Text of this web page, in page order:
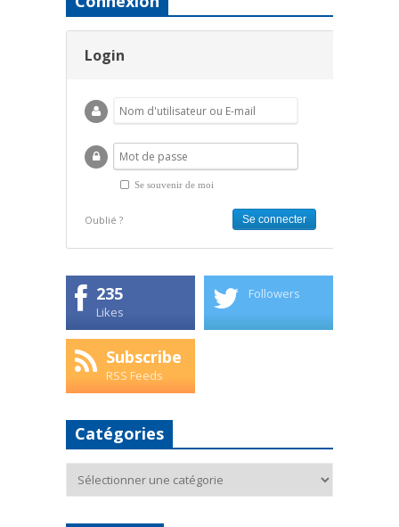
Login
Se souvenir de moi
Oublié ?
235
Likes
Followers
Subscribe
RSS Feeds
Catégories